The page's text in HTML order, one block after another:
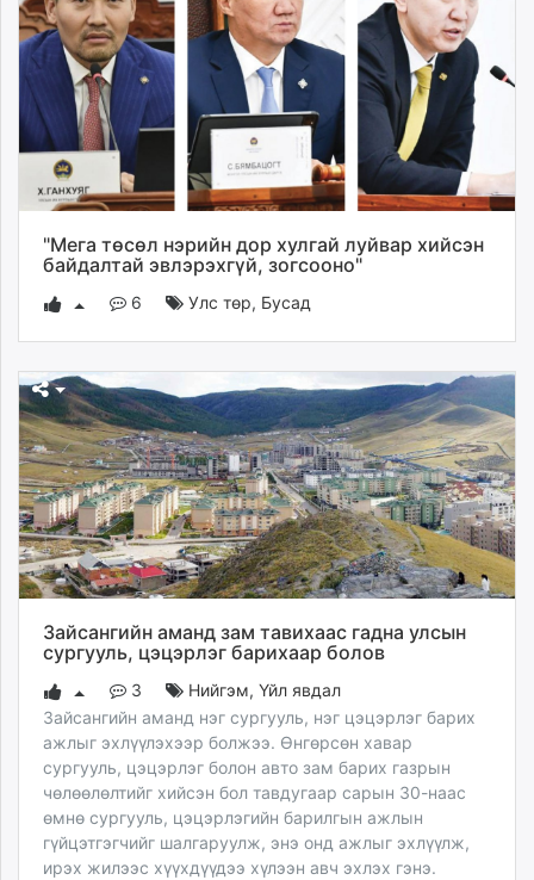
"Мега төсөл нэрийн дор хулгай луйвар хийсэн
байдалтай эвлэрэхгүй, зогсооно"
6 Улс төр, Бусад
Зайсангийн аманд зам тавихаас гадна улсын
сургууль, цэцэрлэг барихаар болов
3 Нийгэм,Үйл явдал
Зайсангийн аманд нэг сургууль, нэг цэцэрлэг барих
ажлыг эхлүүлэхээр болжээ. Өнгөрсөн хавар
сургууль, цэцэрлэг болон авто зам барих газрын
чөлөөлөлтийг хийсэн бол тавдугаар сарын 30-наас
өмнө сургууль, цэцэрлэгийн барилгын ажлын
гүйцэтгэгчийг шалгаруулж, энэ онд ажлыг эхлүүлж,
ирэх жилээс хүүхдүүдээ хүлээн авч эхлэх гэнэ.